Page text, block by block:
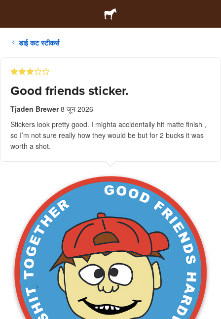
डाई कट स्टीकर्स
Good friends sticker.
Tjaden Brewer 8 जून 2026
Stickers look pretty good. I mighta accidentally hit matte finish ,
so I’m not sure really how they would be but for 2 bucks it was
worth a shot.